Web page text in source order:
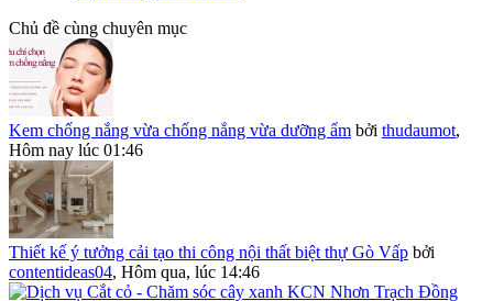
Chủ đề cùng chuyên mục
Kem chống nắng vừa chống nắng vừa dưỡng ẩm bởi thudaumot,
Hôm nay lúc 01:46
Thiết kế ý tưởng cải tạo thi công nội thất biệt thự Gò Vấp bởi
contentideas04, Hôm qua, lúc 14:46